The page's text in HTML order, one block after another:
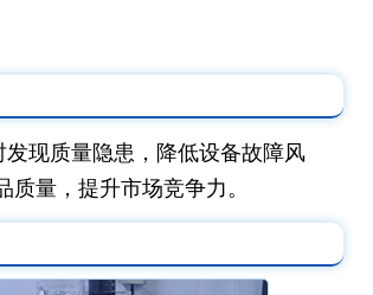
现质量隐患，降低设备故障风
量，提升市场竞争力。